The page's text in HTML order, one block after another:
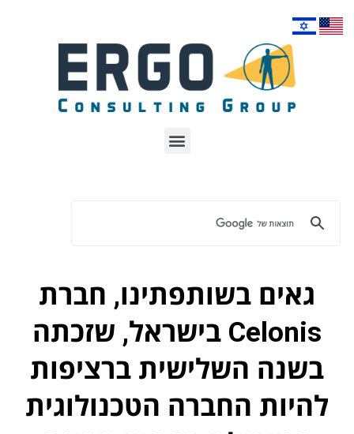
גאים בשותפתינו, חברת
Celonis בישראל, שזכתה
בשנה השלישית ברציפות
להיות החברה הטכנולוגית